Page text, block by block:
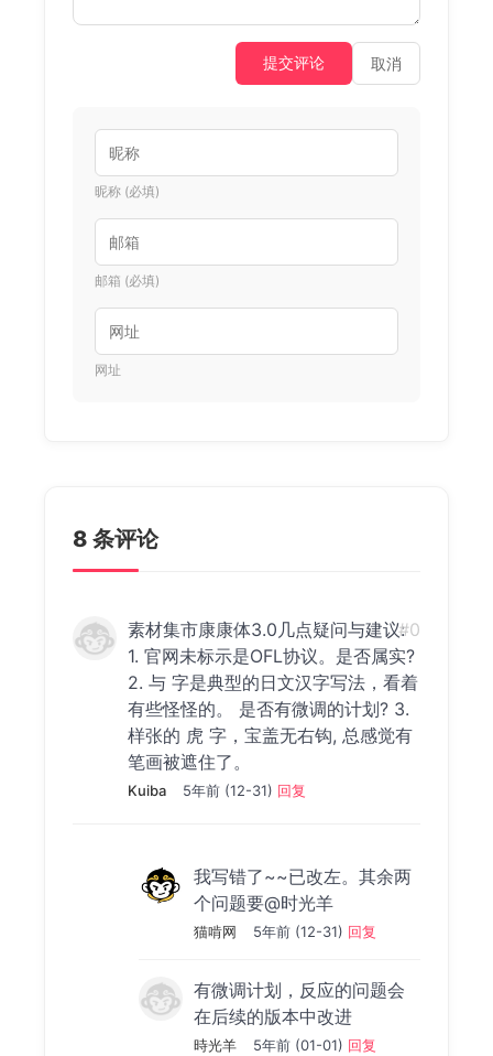
提交评论 取消
昵称 (必填)
邮箱 (必填)
网址
8 条评论
素材集市康康体3.0几点疑问与建议:
1. 官网未标示是OFL协议。是否属实?
2. 与 字是典型的日文汉字写法，看着
有些怪怪的。 是否有微调的计划? 3.
样张的 虎 字，宝盖无右钩, 总感觉有
笔画被遮住了。
Kuiba 5年前 (12-31) 回复
#0
我写错了~~已改左。其余两
个问题要@时光羊
猫啃网 5年前 (12-31) 回复
有微调计划，反应的问题会
在后续的版本中改进
時光羊 5年前 (01-01) 回复